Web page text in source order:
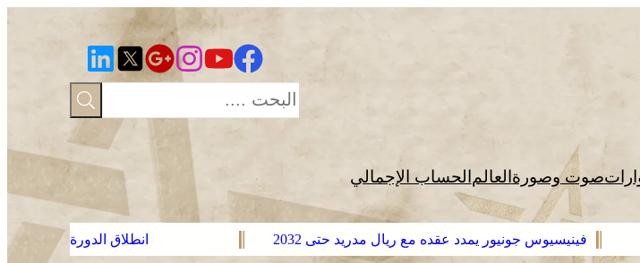
صوت وصورة العالم الحساب الإجمالي
يمدد عقده مع ريال مدريد حتى 2032 انطلاق الدورة الأولى من مهرجان السعيدية
يقظة أمنية وتنظيم محكم يواكبان افتتاح مهرجان